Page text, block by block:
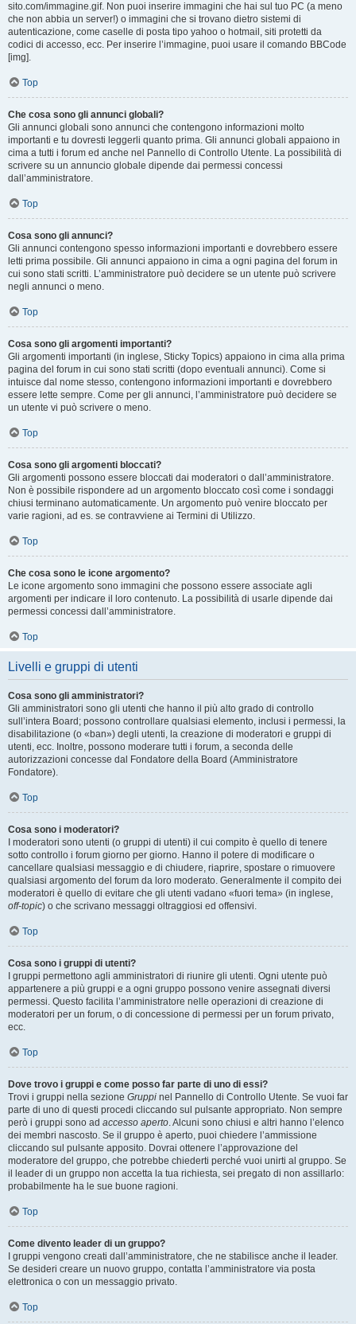
sito.com/immagine.gif. Non puoi inserire immagini che hai sul tuo PC (a meno
che non abbia un server!) o immagini che si trovano dietro sistemi di
autenticazione, come caselle di posta tipo yahoo o hotmail, siti protetti da
codici di accesso, ecc. Per inserire l’immagine, puoi usare il comando BBCode
[img].
Top
Che cosa sono gli annunci globali?
Gli annunci globali sono annunci che contengono informazioni molto
importanti e tu dovresti leggerli quanto prima. Gli annunci globali appaiono in
cima a tutti i forum ed anche nel Pannello di Controllo Utente. La possibilità di
scrivere su un annuncio globale dipende dai permessi concessi
dall’amministratore.
Top
Cosa sono gli annunci?
Gli annunci contengono spesso informazioni importanti e dovrebbero essere
letti prima possibile. Gli annunci appaiono in cima a ogni pagina del forum in
cui sono stati scritti. L’amministratore può decidere se un utente può scrivere
negli annunci o meno.
Top
Cosa sono gli argomenti importanti?
Gli argomenti importanti (in inglese, Sticky Topics) appaiono in cima alla prima
pagina del forum in cui sono stati scritti (dopo eventuali annunci). Come si
intuisce dal nome stesso, contengono informazioni importanti e dovrebbero
essere lette sempre. Come per gli annunci, l’amministratore può decidere se
un utente vi può scrivere o meno.
Top
Cosa sono gli argomenti bloccati?
Gli argomenti possono essere bloccati dai moderatori o dall’amministratore.
Non è possibile rispondere ad un argomento bloccato così come i sondaggi
chiusi terminano automaticamente. Un argomento può venire bloccato per
varie ragioni, ad es. se contravviene ai Termini di Utilizzo.
Top
Che cosa sono le icone argomento?
Le icone argomento sono immagini che possono essere associate agli
argomenti per indicare il loro contenuto. La possibilità di usarle dipende dai
permessi concessi dall’amministratore.
Top
Livelli e gruppi di utenti
Cosa sono gli amministratori?
Gli amministratori sono gli utenti che hanno il più alto grado di controllo
sull’intera Board; possono controllare qualsiasi elemento, inclusi i permessi, la
disabilitazione (o «ban») degli utenti, la creazione di moderatori e gruppi di
utenti, ecc. Inoltre, possono moderare tutti i forum, a seconda delle
autorizzazioni concesse dal Fondatore della Board (Amministratore
Fondatore).
Top
Cosa sono i moderatori?
I moderatori sono utenti (o gruppi di utenti) il cui compito è quello di tenere
sotto controllo i forum giorno per giorno. Hanno il potere di modificare o
cancellare qualsiasi messaggio e di chiudere, riaprire, spostare o rimuovere
qualsiasi argomento del forum da loro moderato. Generalmente il compito dei
moderatori è quello di evitare che gli utenti vadano «fuori tema» (in inglese,
off-topic) o che scrivano messaggi oltraggiosi ed offensivi.
Top
Cosa sono i gruppi di utenti?
I gruppi permettono agli amministratori di riunire gli utenti. Ogni utente può
appartenere a più gruppi e a ogni gruppo possono venire assegnati diversi
permessi. Questo facilita l’amministratore nelle operazioni di creazione di
moderatori per un forum, o di concessione di permessi per un forum privato,
ecc.
Top
Dove trovo i gruppi e come posso far parte di uno di essi?
Trovi i gruppi nella sezione Gruppi nel Pannello di Controllo Utente. Se vuoi far
parte di uno di questi procedi cliccando sul pulsante appropriato. Non sempre
però i gruppi sono ad accesso aperto. Alcuni sono chiusi e altri hanno l’elenco
dei membri nascosto. Se il gruppo è aperto, puoi chiedere l’ammissione
cliccando sul pulsante apposito. Dovrai ottenere l’approvazione del
moderatore del gruppo, che potrebbe chiederti perché vuoi unirti al gruppo. Se
il leader di un gruppo non accetta la tua richiesta, sei pregato di non assillarlo:
probabilmente ha le sue buone ragioni.
Top
Come divento leader di un gruppo?
I gruppi vengono creati dall’amministratore, che ne stabilisce anche il leader.
Se desideri creare un nuovo gruppo, contatta l’amministratore via posta
elettronica o con un messaggio privato.
Top